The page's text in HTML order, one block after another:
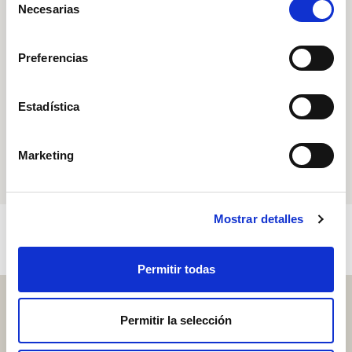
Necesarias
Preferencias
Estadística
Marketing
Mostrar detalles
Permitir todas
Permitir la selección
Nous pensons à